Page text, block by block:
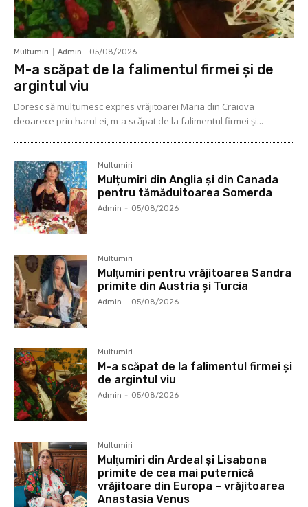
Multumiri Admin - 05/08/2026
M-a scăpat de la falimentul firmei și de
argintul viu
Doresc să mulţumesc expres vrăjitoarei Maria din Craiova
deoarece prin harul ei, m-a scăpat de la falimentul firmei şi...
Multumiri
Mulțumiri din Anglia și din Canada
pentru tămăduitoarea Somerda
Admin - 05/08/2026
Multumiri
Mulţumiri pentru vrăjitoarea Sandra
primite din Austria și Turcia
Admin - 05/08/2026
Multumiri
M-a scăpat de la falimentul firmei și
de argintul viu
Admin - 05/08/2026
Multumiri
Mulţumiri din Ardeal și Lisabona
primite de cea mai puternică
vrăjitoare din Europa – vrăjitoarea
Anastasia Venus